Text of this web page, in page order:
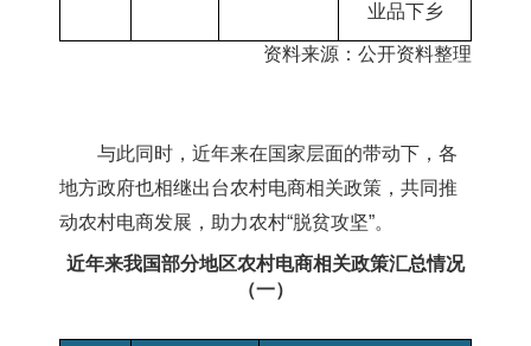
业品下乡
资料来源：公开资料整理
与此同时，近年来在国家层面的带动下，各
地方政府也相继出台农村电商相关政策，共同推
动农村电商发展，助力农村“脱贫攻坚”。
近年来我国部分地区农村电商相关政策汇总情况
（一）